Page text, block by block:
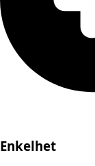
Enkelhet